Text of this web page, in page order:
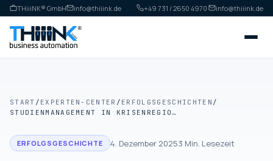
THiiiNK® GmbH info@thiiink.de +49 731 / 2650 4970· info@thiiink.de
START / EXPERTEN-CENTER / ERFOLGSGESCHICHTEN /
STUDIENMANAGEMENT IN KRISENREGIONEN
ERFOLGSGESCHICHTE 4. Dezember 20253 Min. Lesezeit